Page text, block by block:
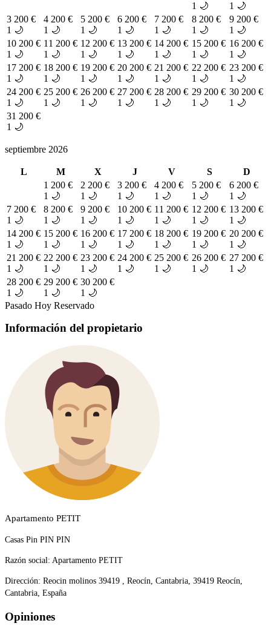
1 🌙
1 🌙
3 200 €
1 🌙
4 200 €
1 🌙
5 200 €
1 🌙
6 200 €
1 🌙
7 200 €
1 🌙
8 200 €
1 🌙
9 200 €
1 🌙
10 200 €
1 🌙
11 200 €
1 🌙
12 200 €
1 🌙
13 200 €
1 🌙
14 200 €
1 🌙
15 200 €
1 🌙
16 200 €
1 🌙
17 200 €
1 🌙
18 200 €
1 🌙
19 200 €
1 🌙
20 200 €
1 🌙
21 200 €
1 🌙
22 200 €
1 🌙
23 200 €
1 🌙
24 200 €
1 🌙
25 200 €
1 🌙
26 200 €
1 🌙
27 200 €
1 🌙
28 200 €
1 🌙
29 200 €
1 🌙
30 200 €
1 🌙
31 200 €
1 🌙
septiembre 2026
L M X J V S
D
1 200 €
1 🌙
2 200 €
1 🌙
3 200 €
1 🌙
4 200 €
1 🌙
5 200 €
1 🌙
6 200 €
1 🌙
7 200 €
1 🌙
8 200 €
1 🌙
9 200 €
1 🌙
10 200 €
1 🌙
11 200 €
1 🌙
12 200 €
1 🌙
13 200 €
1 🌙
14 200 €
1 🌙
15 200 €
1 🌙
16 200 €
1 🌙
17 200 €
1 🌙
18 200 €
1 🌙
19 200 €
1 🌙
20 200 €
1 🌙
21 200 €
1 🌙
22 200 €
1 🌙
23 200 €
1 🌙
24 200 €
1 🌙
25 200 €
1 🌙
26 200 €
1 🌙
27 200 €
1 🌙
28 200 €
1 🌙
29 200 €
1 🌙
30 200 €
1 🌙
Pasado Hoy Reservado
Información del propietario
Apartamento PETIT
Casas Pin PIN PIN
Razón social: Apartamento PETIT
Dirección: Reocin molinos 39419 , Reocín, Cantabria, 39419 Reocín,
Cantabria, España
Opiniones